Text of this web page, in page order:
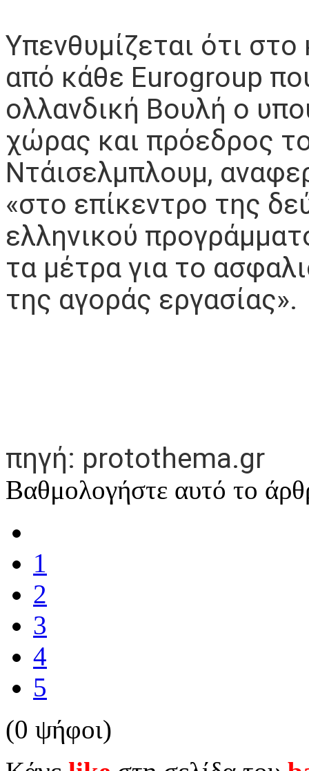
Υπενθυμίζεται ότι
από κάθε Eurogroup
ολλανδική Βουλή ο
χώρας και πρόεδρος
Ντάισελμπλουμ,
«στο επίκεντρο της
ελληνικού
τα μέτρα για το
της αγοράς
πηγή: protothema.gr
Βαθμολογήστε αυτό το
1
2
3
4
5
(0 ψήφοι)